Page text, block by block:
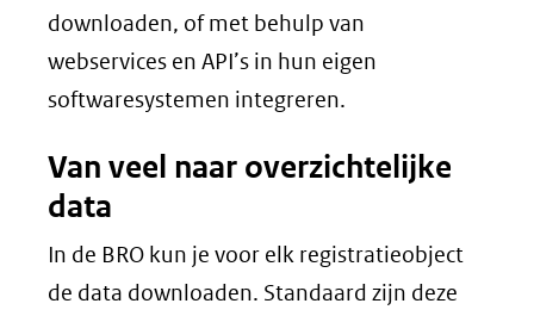
downloaden, of met behulp van
webservices en API’s in hun eigen
softwaresystemen integreren.
Van veel naar overzichtelijke
data
In de BRO kun je voor elk registratieobject
de data downloaden. Standaard zijn deze